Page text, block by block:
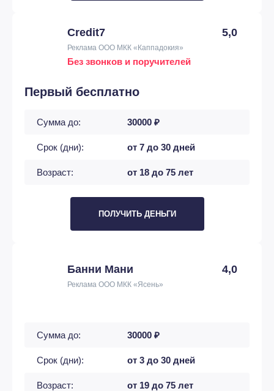
Credit7 5,0
Реклама ООО МКК «Каппадокия»
Без звонков и поручителей
Первый бесплатно
Сумма до: 30000 ₽
Срок (дни): от 7 до 30 дней
Возраст: от 18 до 75 лет
ПОЛУЧИТЬ ДЕНЬГИ
Банни Мани 4,0
Реклама ООО МКК «Ясень»
Сумма до: 30000 ₽
Срок (дни): от 3 до 30 дней
Возраст: от 19 до 75 лет